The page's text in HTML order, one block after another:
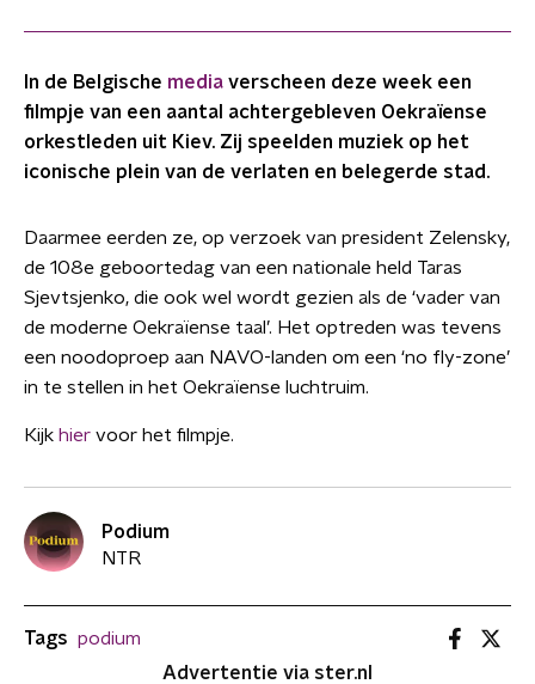
In de Belgische media verscheen deze week een
filmpje van een aantal achtergebleven Oekraïense
orkestleden uit Kiev. Zij speelden muziek op het
iconische plein van de verlaten en belegerde stad.
Daarmee eerden ze, op verzoek van president Zelensky,
de 108e geboortedag van een nationale held Taras
Sjevtsjenko, die ook wel wordt gezien als de ‘vader van
de moderne Oekraïense taal’. Het optreden was tevens
een noodoproep aan NAVO-landen om een ‘no fly-zone’
in te stellen in het Oekraïense luchtruim.
Kijk hier voor het filmpje.
Podium
NTR
Tags podium
Advertentie via ster.nl